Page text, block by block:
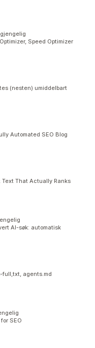
Speed Optimizer
(nesten) umiddelbart
Automated SEO Blog
That Actually Ranks
AI-søk: automatisk
full,txt, agents.md
SEO